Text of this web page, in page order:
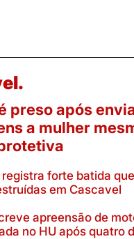
preso após
a mulher
registra forte batida
em Cascavel
apreensão de
no HU após quatro